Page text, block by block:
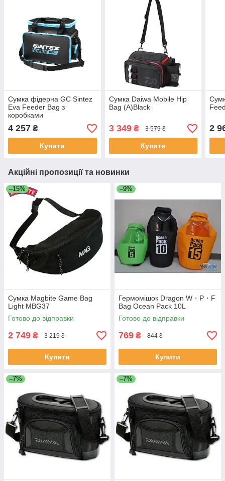
Сумка фідерна GC Sintez
Eva Feeder Bag з
коробками
4 257 ₴
Купити
Сумка Daiwa Mobile Hip
Bag (A)Black
3 349₴ 3 579 ₴
Купити
2
Акційні пропозиції та новинки
–15%
Сумка Magbite Game Bag
Light MBG37
Готово до відправки
2 749 ₴ 3 219 ₴
Купити
–9%
Гермомішок Dragon W・P・F
Bag Ocean Pack 10L
Готово до відправки
769 ₴ 844 ₴
Купити
–7% –7%